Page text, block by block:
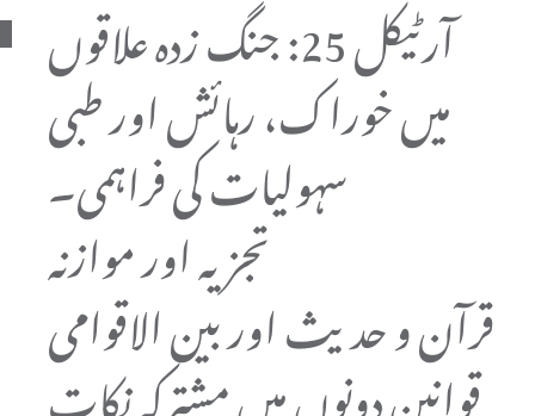
آرٹیکل 25: جنگ زدہ علاقوں
میں خوراک، رہائش اور طبی
سہولیات کی فراہمی۔
تجزیہ اور موازنہ
قرآن و حدیث اور بین الاقوامی
قوانین دونوں میں مشترکہ نکات